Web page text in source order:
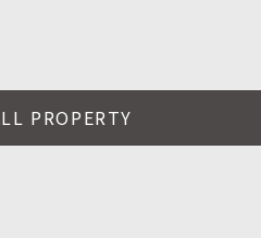
PROPERTY